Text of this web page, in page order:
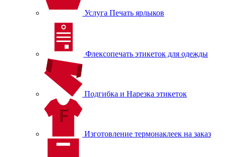
Услуга Печать ярлыков
Флексопечать этикеток для одежды
Подгибка и Нарезка этикеток
Изготовление термонаклеек на заказ